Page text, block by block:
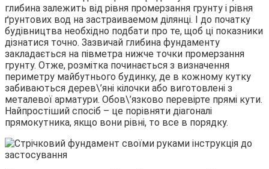
глибина залежить від рівня промерзання грунту і рівня
ґрунтових вод на застраиваемом ділянці. І до початку
будівництва необхідно подбати про те, щоб ці показники
дізнатися точно. Зазвичай глибина фундаменту
закладається на півметра нижче точки промерзання
грунту. Отже, розмітка починається з визначення
периметру майбутнього будинку, де в кожному кутку
забиваються дерев\’яні кілочки або виготовлені з
металевої арматури. Обов\’язково перевірте прямі кути.
Найпростіший спосіб – це порівняти діагоналі
прямокутника, якщо вони рівні, то все в порядку.